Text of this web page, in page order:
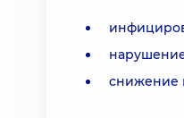
снижение